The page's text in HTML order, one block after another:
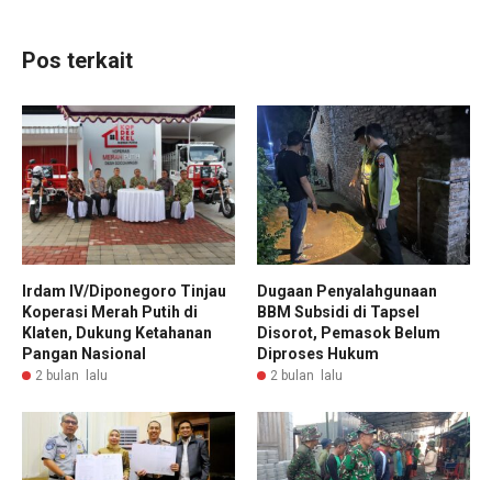
Pos terkait
Irdam IV/Diponegoro Tinjau
Koperasi Merah Putih di
Klaten, Dukung Ketahanan
Pangan Nasional
2 bulan lalu
Dugaan Penyalahgunaan
BBM Subsidi di Tapsel
Disorot, Pemasok Belum
Diproses Hukum
2 bulan lalu